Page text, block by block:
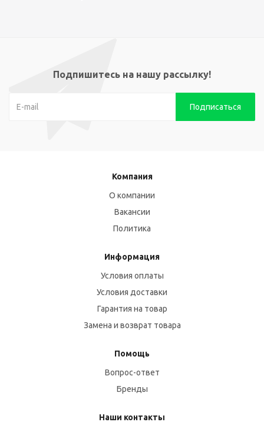
Подпишитесь на нашу рассылку!
Компания
О компании
Вакансии
Политика
Информация
Условия оплаты
Условия доставки
Гарантия на товар
Замена и возврат товара
Помощь
Вопрос-ответ
Бренды
Наши контакты